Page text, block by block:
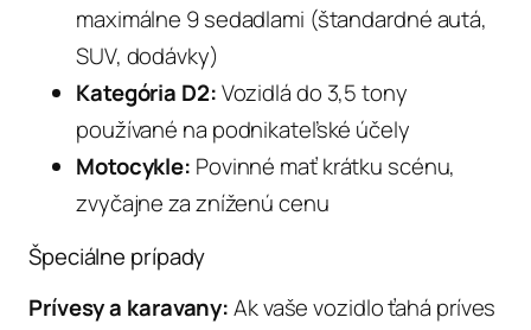
maximálne 9 sedadlami (štandardné autá,
SUV, dodávky)
Kategória D2:Vozidlá do 3,5 tony
používané na podnikateľské účely
Motocykle: Povinné mať krátku scénu,
zvyčajne za zníženú cenu
Špeciálne prípady
Prívesy a karavany:Ak vaše vozidlo ťahá príves